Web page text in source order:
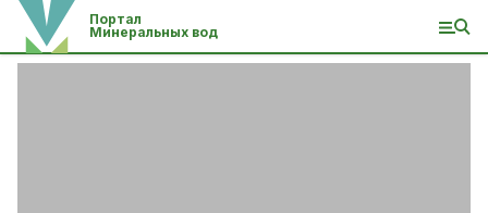
Портал
Минеральных вод